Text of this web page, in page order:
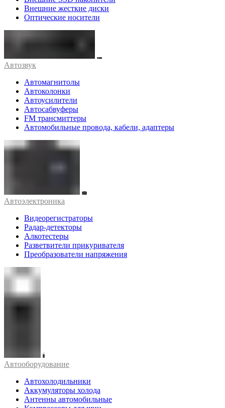
Внешние жесткие диски
Оптические носители
Автозвук
Автомагнитолы
Автоколонки
Автоусилители
Автосабвуферы
FM трансмиттеры
Автомобильные провода, кабели, адаптеры
Автоэлектроника
Видеорегистраторы
Радар-детекторы
Алкотестеры
Разветвители прикуривателя
Преобразователи напряжения
Автооборудование
Автохолодильники
Аккумуляторы холода
Антенны автомобильные